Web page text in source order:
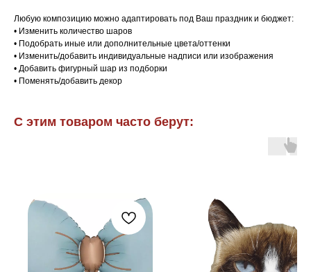
Любую композицию можно адаптировать под Ваш праздник и бюджет:
• Изменить количество шаров
• Подобрать иные или дополнительные цвета/оттенки
• Изменить/добавить индивидуальные надписи или изображения
• Добавить фигурный шар из подборки
• Поменять/добавить декор
С этим товаром часто берут: